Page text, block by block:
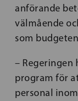
anförande
välmående
som
–
program för
personal